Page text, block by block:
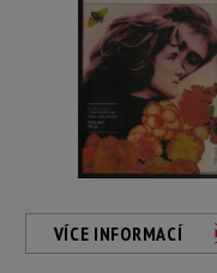
VÍCE INFORMACÍ